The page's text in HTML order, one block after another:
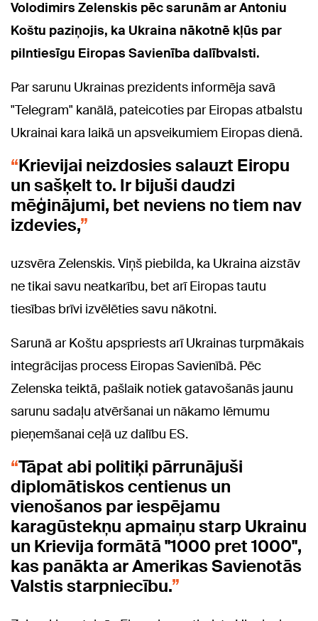
Volodimirs Zelenskis pēc sarunām ar Antoniu
Koštu paziņojis, ka Ukraina nākotnē kļūs par
pilntiesīgu Eiropas Savienība dalībvalsti.
Par sarunu Ukrainas prezidents informēja savā
"Telegram" kanālā, pateicoties par Eiropas atbalstu
Ukrainai kara laikā un apsveikumiem Eiropas dienā.
Krievijai neizdosies salauzt Eiropu
un sašķelt to. Ir bijuši daudzi
mēģinājumi, bet neviens no tiem nav
izdevies,
uzsvēra Zelenskis. Viņš piebilda, ka Ukraina aizstāv
ne tikai savu neatkarību, bet arī Eiropas tautu
tiesības brīvi izvēlēties savu nākotni.
Sarunā ar Koštu apspriests arī Ukrainas turpmākais
integrācijas process Eiropas Savienībā. Pēc
Zelenska teiktā, pašlaik notiek gatavošanās jaunu
sarunu sadaļu atvēršanai un nākamo lēmumu
pieņemšanai ceļā uz dalību ES.
Tāpat abi politiķi pārrunājuši
diplomātiskos centienus un
vienošanos par iespējamu
karagūstekņu apmaiņu starp Ukrainu
un Krievija formātā "1000 pret 1000",
kas panākta ar Amerikas Savienotās
Valstis starpniecību.